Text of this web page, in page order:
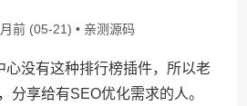
前 (05-21) • 亲测源码
心没有这种排行榜插件，所以老
分享给有SEO优化需求的人。